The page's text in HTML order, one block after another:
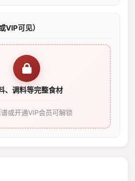
VIP可见）
、调料等完整食材
或开通VIP会员可解锁